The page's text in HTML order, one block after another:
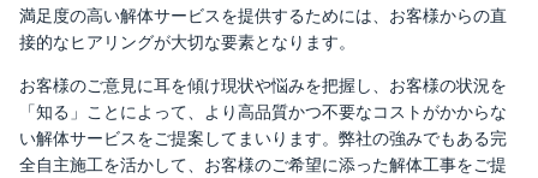
満足度の高い解体サービスを提供するためには、お客様からの直
接的なヒアリングが大切な要素となります。
お客様のご意見に耳を傾け現状や悩みを把握し、お客様の状況を
「知る」ことによって、より高品質かつ不要なコストがかからな
い解体サービスをご提案してまいります。弊社の強みでもある完
全自主施工を活かして、お客様のご希望に添った解体工事をご提